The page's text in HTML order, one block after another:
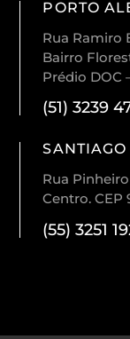
PORTO
Rua Ramiro
Bairro
Prédio DOC
(51) 3239
SANTIAGO
Rua Pinheiro
Centro. CEP
(55) 3251